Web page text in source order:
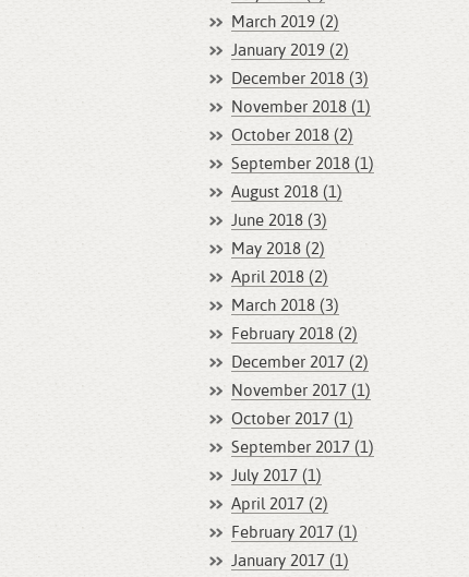
March 2019 (2)
January 2019 (2)
December 2018 (3)
November 2018 (1)
October 2018 (2)
September 2018 (1)
August 2018 (1)
June 2018 (3)
May 2018 (2)
April 2018 (2)
March 2018 (3)
February 2018 (2)
December 2017 (2)
November 2017 (1)
October 2017 (1)
September 2017 (1)
July 2017 (1)
April 2017 (2)
February 2017 (1)
January 2017 (1)